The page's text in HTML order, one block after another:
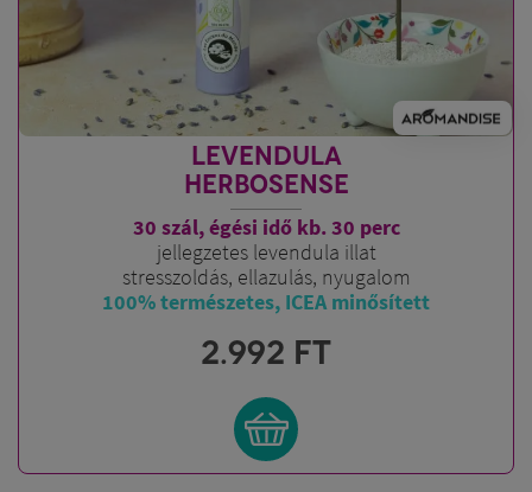
LEVENDULA
HERBOSENSE
30 szál, égési idő kb. 30 perc
jellegzetes levendula illat
stresszoldás, ellazulás, nyugalom
100% természetes, ICEA minősített
2.992 FT